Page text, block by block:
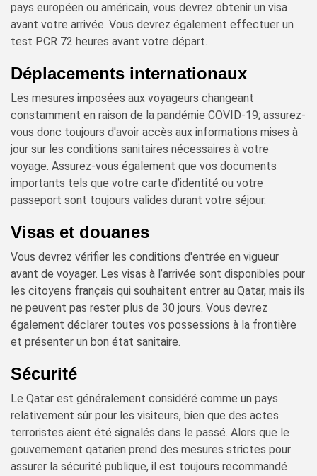
pays européen ou américain, vous devrez obtenir un visa
avant votre arrivée. Vous devrez également effectuer un
test PCR 72 heures avant votre départ.
Déplacements internationaux
Les mesures imposées aux voyageurs changeant
constamment en raison de la pandémie COVID-19; assurez-
vous donc toujours d'avoir accès aux informations mises à
jour sur les conditions sanitaires nécessaires à votre
voyage. Assurez-vous également que vos documents
importants tels que votre carte d’identité ou votre
passeport sont toujours valides durant votre séjour.
Visas et douanes
Vous devrez vérifier les conditions d'entrée en vigueur
avant de voyager. Les visas à l’arrivée sont disponibles pour
les citoyens français qui souhaitent entrer au Qatar, mais ils
ne peuvent pas rester plus de 30 jours. Vous devrez
également déclarer toutes vos possessions à la frontière
et présenter un bon état sanitaire.
Sécurité
Le Qatar est généralement considéré comme un pays
relativement sûr pour les visiteurs, bien que des actes
terroristes aient été signalés dans le passé. Alors que le
gouvernement qatarien prend des mesures strictes pour
assurer la sécurité publique, il est toujours recommandé